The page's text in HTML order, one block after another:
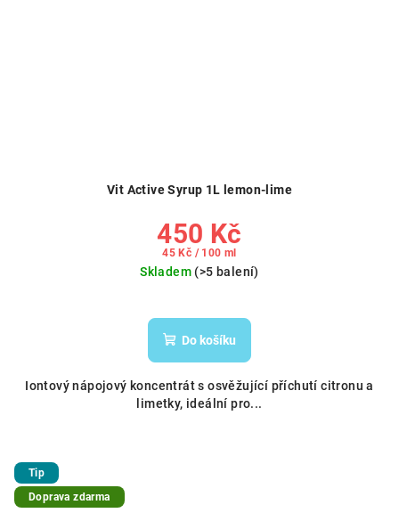
Vit Active Syrup 1L lemon-lime
450 Kč
Měrná
45 Kč / 100 ml
Skladem (>5 balení)
Do košíku
Iontový nápojový koncentrát s osvěžující příchutí citronu a
limetky, ideální pro...
Tip
Doprava zdarma